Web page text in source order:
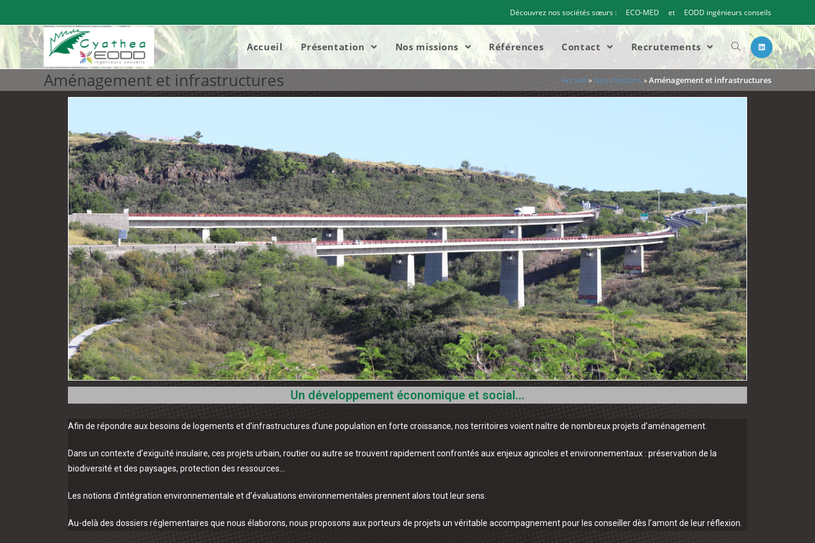
Découvrez nos sociétés sœurs : ECO-MED et EODD ingénieurs conseils
Accueil Présentation Nos missions Références Contact Recrutements
Aménagement et infrastructures Accueil » Nos missions»Aménagement et infrastructures
Un développement économique et social…
Afin de répondre aux besoins de logements et d’infrastructures d’une population en forte croissance, nos territoires voient naître de nombreux projets d’aménagement.
Dans un contexte d’exiguïté insulaire, ces projets urbain, routier ou autre se trouvent rapidement confrontés aux enjeux agricoles et environnementaux : préservation de la
biodiversité et des paysages, protection des ressources…
Les notions d’intégration environnementale et d’évaluations environnementales prennent alors tout leur sens.
Au-delà des dossiers réglementaires que nous élaborons, nous proposons aux porteurs de projets un véritable accompagnement pour les conseiller dès l’amont de leur réflexion.